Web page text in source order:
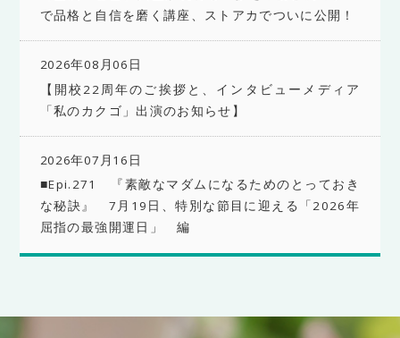
で品格と自信を磨く講座、ストアカでついに公開！
2026年08月06日
【開校22周年のご挨拶と、インタビューメディア
「私のカクゴ」出演のお知らせ】
2026年07月16日
■Epi.271 『素敵なマダムになるためのとっておき
な秘訣』 7月19日、特別な節目に迎える「2026年
屈指の最強開運日」 編